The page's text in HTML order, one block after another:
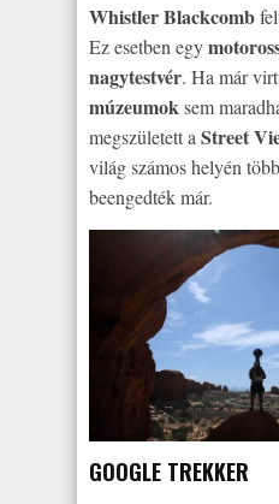
Whistler Blackcomb
Ez esetben egy
nagytestvér. Ha már
múzeumoksem
megszületett a Street
világ számos helyén
beengedték már.
GOOGLE TREKKER